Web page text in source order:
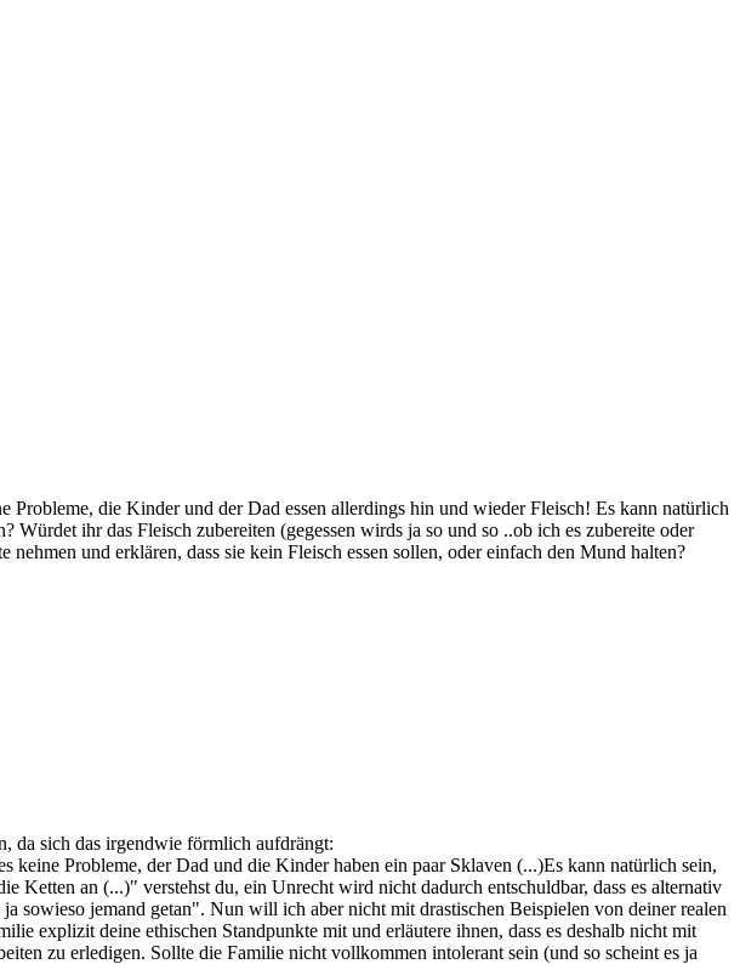
die Kinder und der Dad essen allerdings hin und wieder Fleisch! Es kann natürlich
ihr das Fleisch zubereiten (gegessen wirds ja so und so ..ob ich es zubereite oder
und erklären, dass sie kein Fleisch essen sollen, oder einfach den Mund halten?
da sich das irgendwie förmlich aufdrängt:
Probleme, der Dad und die Kinder haben ein paar Sklaven (...)Es kann natürlich sein,
Ketten an (...)" verstehst du, ein Unrecht wird nicht dadurch entschuldbar, dass es alternativ
sowieso jemand getan". Nun will ich aber nicht mit drastischen Beispielen von deiner realen
explizit deine ethischen Standpunkte mit und erläutere ihnen, dass es deshalb nicht mit
zu erledigen. Sollte die Familie nicht vollkommen intolerant sein (und so scheint es ja